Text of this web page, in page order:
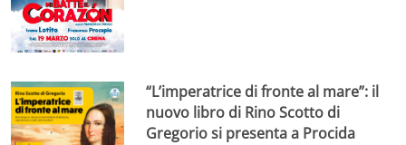
“L’imperatrice di fronte al mare”: il
nuovo libro di Rino Scotto di
Gregorio si presenta a Procida